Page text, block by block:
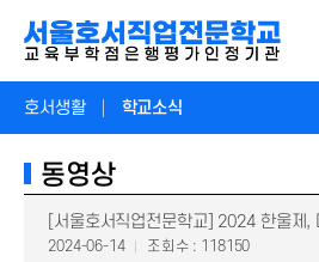
호서생활 학교소식
동영상
[서울호서직업전문학교] 2024 한울제,
2024-06-14 조회수 : 118150